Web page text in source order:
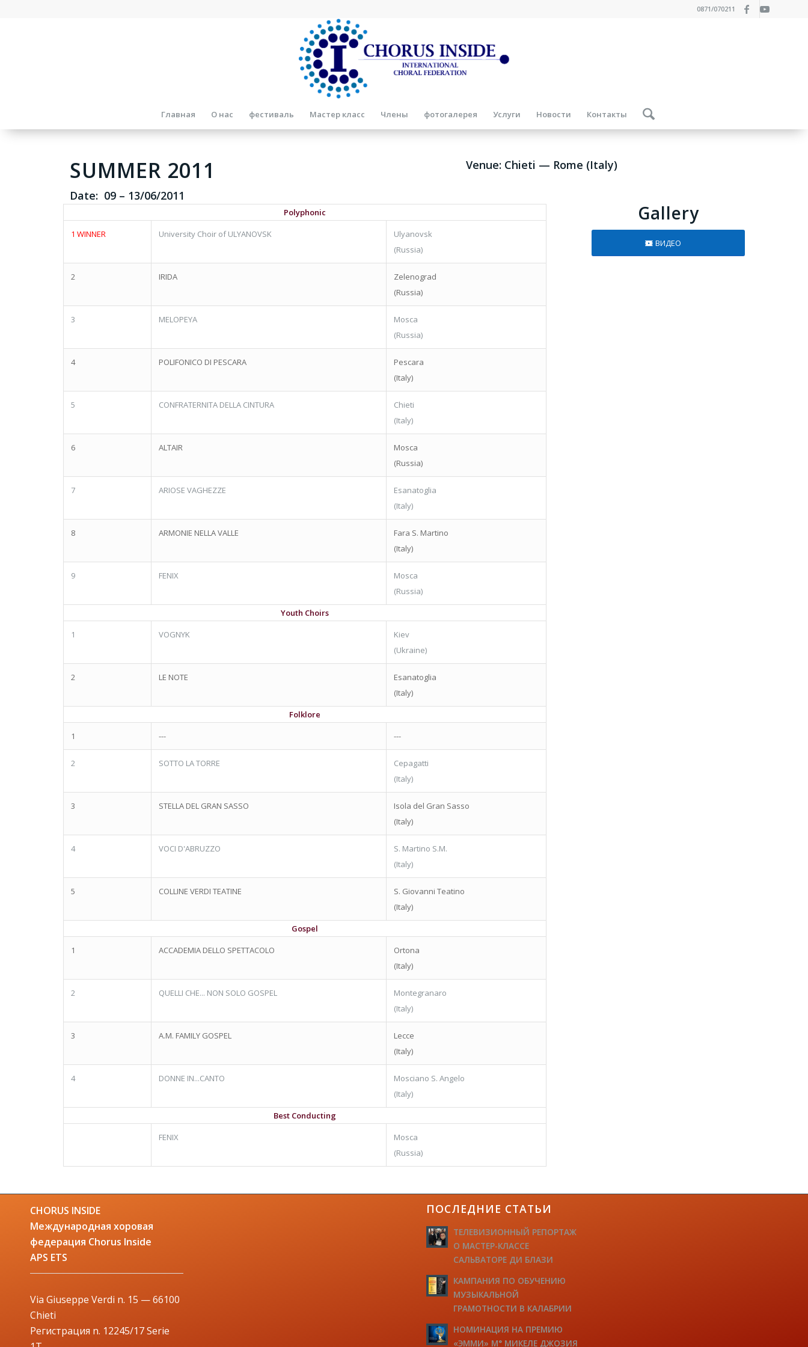
0871/070211
Главная О нас фестиваль Мастер класс Члены фотогалерея Услуги Новости Контакты
SUMMER 2011
Date: 09– 13/06/2011
Venue: Chieti — Rome (Italy)
Polyphonic
1 WINNER
University Choir of ULYANOVSK
Ulyanovsk
(Russia)
2 IRIDA
Zelenograd
(Russia)
3 MELOPEYA
Mosca
(Russia)
4 POLIFONICO DI PESCARA
Pescara
(Italy)
5 CONFRATERNITA DELLA CINTURA
Chieti
(Italy)
6 ALTAIR
Mosca
(Russia)
7 ARIOSE VAGHEZZE
Esanatoglia
(Italy)
8 ARMONIE NELLA VALLE
Fara S. Martino
(Italy)
9 FENIX
Mosca
(Russia)
Youth Choirs
1
VOGNYK
Kiev
(Ukraine)
2 LE NOTE
Esanatoglia
(Italy)
Folklore
1
--- ---
2 SOTTO LA TORRE
Cepagatti
(Italy)
3 STELLA DEL GRAN SASSO
Isola del Gran Sasso
(Italy)
4 VOCI D'ABRUZZO
S. Martino S.M.
(Italy)
5 COLLINE VERDI TEATINE
S. Giovanni Teatino
(Italy)
Gospel
1
ACCADEMIA DELLO SPETTACOLO
Ortona
(Italy)
2 QUELLI CHE... NON SOLO GOSPEL
Montegranaro
(Italy)
3 A.M. FAMILY GOSPEL
Lecce
(Italy)
4 DONNE IN...CANTO
Mosciano S. Angelo
(Italy)
Best Conducting
FENIX
Mosca
(Russia)
Gallery
ВИДЕО
CHORUS INSIDE
Международная хоровая
федерация Chorus Inside
APS ETS
Via Giuseppe Verdi n. 15 — 66100
Chieti
Регистрация n. 12245/17 Serie
ПОСЛЕДНИЕ СТАТЬИ
ТЕЛЕВИЗИОННЫЙ РЕПОРТАЖ
О МАСТЕР-КЛАССЕ
САЛЬВАТОРЕ ДИ БЛАЗИ
КАМПАНИЯ ПО ОБУЧЕНИЮ
МУЗЫКАЛЬНОЙ
ГРАМОТНОСТИ В КАЛАБРИИ
НОМИНАЦИЯ НА ПРЕМИЮ
«ЭММИ» М° МИКЕЛЕ ДЖОЗИЯ